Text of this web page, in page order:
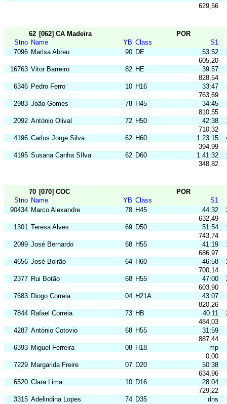
629,56
62 [062] CA Madeira
POR
Stno Name YB Class
S1
7096 Marisa Abreu 90 DE 53:52
605,20
16763 Vitor Barreiro 82 HE
39:57
828,54
6346 Pedro Ferro 10 H16
33:47
763,69
2983 João Gomes 78 H45
34:45
810,55
2092 António Olival 72 H50 42:38
710,32
4196 Carlos Jorge Silva 62 H60 1:23:15
394,99
4195 Susana Canha SIlva 62 D60 1:41:32
348,82
70 [070] COC
POR
Stno Name YB Class
S1
90434 Marco Alexandre 78 H45 44:32
632,49
1301 Teresa Alves 69 D50 51:54
743,74
2099 José Bernardo 68 H55 41:19
686,97
4656 José Bolrão 64 H60 46:58
700,14
2377 Rui Botão 68 H55 47:00
603,90
7683 Diogo Correia 04 H21A
43:07
820,26
7844 Rafael Correia 73 HB 40:11
484,03
4287 António Cotovio 68 H55
31:59
887,44
6393 Miguel Ferreira 08 H18
mp
0,00
7229 Margarida Freire 07 D20
50:38
634,96
6520 Clara Lima 10 D16 28:04
729,22
3315 Adelindina Lopes 74 D35
dns